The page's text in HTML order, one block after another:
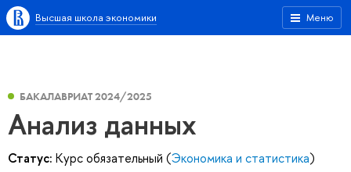
Меню
Высшая школа экономики
БАКАЛАВРИАТ 2024/2025
Анализ данных
Статус: Курс обязательный (Экономика и статистика)